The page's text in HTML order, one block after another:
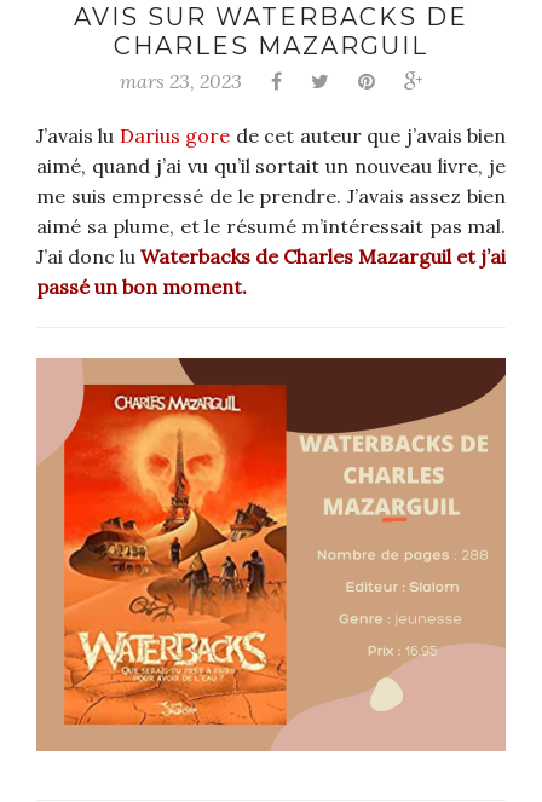
AVIS SUR WATERBACKS DE
CHARLES MAZARGUIL
mars 23, 2023
J’avais lu Darius gore de cet auteur que j’avais bien
aimé, quand j’ai vu qu’il sortait un nouveau livre, je
me suis empressé de le prendre. J’avais assez bien
aimé sa plume, et le résumé m’intéressait pas mal.
J’ai donc lu Waterbacks de Charles Mazarguil et j’ai
passé un bon moment.